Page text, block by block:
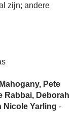
zijn; andere
Pete
Rabbai, Deborah
Nicole Yarling -